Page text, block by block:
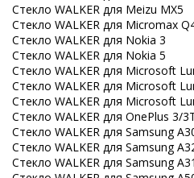
Стекло WALKER для Meizu MX5
Стекло WALKER для Micromax
Стекло WALKER для Nokia 3
Стекло WALKER для Nokia 5
Стекло WALKER для Microsoft
Стекло WALKER для Microsoft
Стекло WALKER для Microsoft
Стекло WALKER для OnePlus 3/
Стекло WALKER для Samsung
Стекло WALKER для Samsung
Стекло WALKER для Samsung